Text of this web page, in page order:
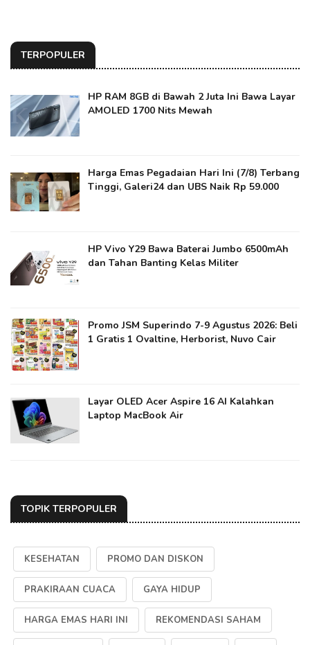
TERPOPULER
HP RAM 8GB di Bawah 2 Juta Ini Bawa Layar
AMOLED 1700 Nits Mewah
Harga Emas Pegadaian Hari Ini (7/8) Terbang
Tinggi, Galeri24 dan UBS Naik Rp 59.000
HP Vivo Y29 Bawa Baterai Jumbo 6500mAh
dan Tahan Banting Kelas Militer
Promo JSM Superindo 7-9 Agustus 2026: Beli
1 Gratis 1 Ovaltine, Herborist, Nuvo Cair
Layar OLED Acer Aspire 16 AI Kalahkan
Laptop MacBook Air
TOPIK TERPOPULER
KESEHATAN PROMO DAN DISKON
PRAKIRAAN CUACA GAYA HIDUP
HARGA EMAS HARI INI REKOMENDASI SAHAM